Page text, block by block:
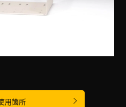
用箇所